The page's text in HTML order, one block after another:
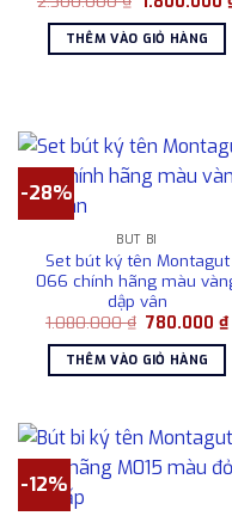
là:
2.300.000 ₫.
THÊM VÀO GIỎ HÀNG
-28%
BÚT BI
Set bút ký tên Montagut
066 chính hãng màu
dập vân
1.080.000₫ Giá
là:
1.080.000 ₫.
780.000₫
THÊM VÀO GIỎ HÀNG
-12%